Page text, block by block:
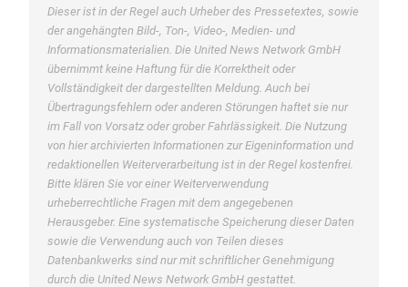
Dieser ist in der Regel auch Urheber des Pressetextes, sowie
der angehängten Bild-, Ton-, Video-, Medien- und
Informationsmaterialien. Die United News Network GmbH
übernimmt keine Haftung für die Korrektheit oder
Vollständigkeit der dargestellten Meldung. Auch bei
Übertragungsfehlern oder anderen Störungen haftet sie nur
im Fall von Vorsatz oder grober Fahrlässigkeit. Die Nutzung
von hier archivierten Informationen zur Eigeninformation und
redaktionellen Weiterverarbeitung ist in der Regel kostenfrei.
Bitte klären Sie vor einer Weiterverwendung
urheberrechtliche Fragen mit dem angegebenen
Herausgeber. Eine systematische Speicherung dieser Daten
sowie die Verwendung auch von Teilen dieses
Datenbankwerks sind nur mit schriftlicher Genehmigung
durch die United News Network GmbH gestattet.